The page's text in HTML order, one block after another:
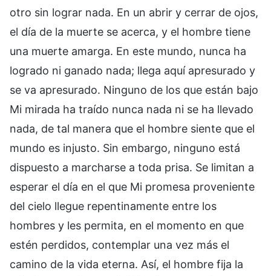
otro sin lograr nada. En un abrir y cerrar de ojos,
el día de la muerte se acerca, y el hombre tiene
una muerte amarga. En este mundo, nunca ha
logrado ni ganado nada; llega aquí apresurado y
se va apresurado. Ninguno de los que están bajo
Mi mirada ha traído nunca nada ni se ha llevado
nada, de tal manera que el hombre siente que el
mundo es injusto. Sin embargo, ninguno está
dispuesto a marcharse a toda prisa. Se limitan a
esperar el día en el que Mi promesa proveniente
del cielo llegue repentinamente entre los
hombres y les permita, en el momento en que
estén perdidos, contemplar una vez más el
camino de la vida eterna. Así, el hombre fija la